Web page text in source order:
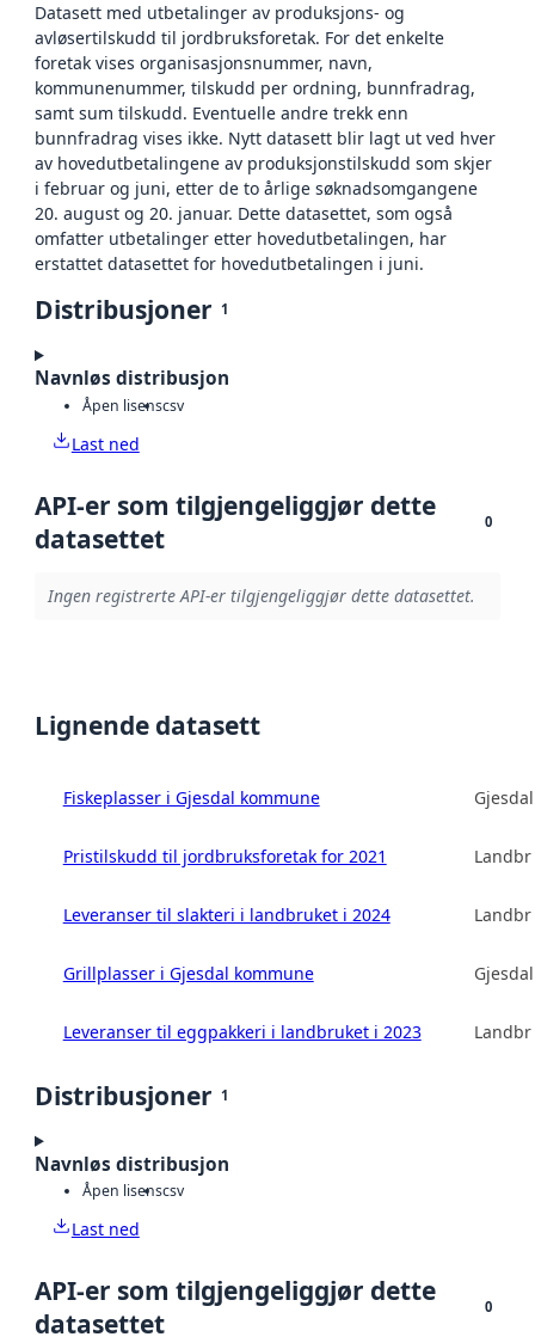
Datasett med utbetalinger av produksjons- og
avløsertilskudd til jordbruksforetak. For det enkelte
foretak vises organisasjonsnummer, navn,
kommunenummer, tilskudd per ordning, bunnfradrag,
samt sum tilskudd. Eventuelle andre trekk enn
bunnfradrag vises ikke. Nytt datasett blir lagt ut ved hver
av hovedutbetalingene av produksjonstilskudd som skjer
i februar og juni, etter de to årlige søknadsomgangene
20. august og 20. januar. Dette datasettet, som også
omfatter utbetalinger etter hovedutbetalingen, har
erstattet datasettet for hovedutbetalingen i juni.
Distribusjoner 1
Navnløs distribusjon
Åpen lisenscsv
Last ned
API-er som tilgjengeliggjør dette
datasettet
0
Ingen registrerte API-er tilgjengeliggjør dette datasettet.
Lignende datasett
Fiskeplasser i Gjesdal kommune
Pristilskudd til jordbruksforetak for 2021
Leveranser til slakteri i landbruket i 2024
Grillplasser i Gjesdal kommune
Leveranser til eggpakkeri i landbruket i 2023
Distribusjoner 1
Navnløs distribusjon
Åpen lisenscsv
Last ned
API-er som tilgjengeliggjør dette
datasettet
0